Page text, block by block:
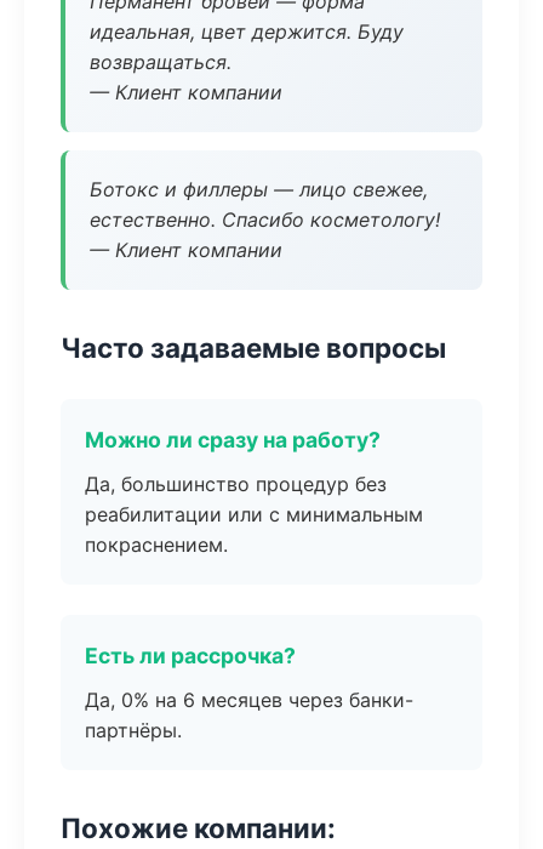
идеальная, цвет держится. Буду
возвращаться.
— Клиент компании
Ботокс и филлеры — лицо свежее,
естественно. Спасибо косметологу!
— Клиент компании
Часто задаваемые вопросы
Можно ли сразу на работу?
Да, большинство процедур без
реабилитации или с минимальным
покраснением.
Есть ли рассрочка?
Да, 0% на 6 месяцев через банки-
партнёры.
Похожие компании: